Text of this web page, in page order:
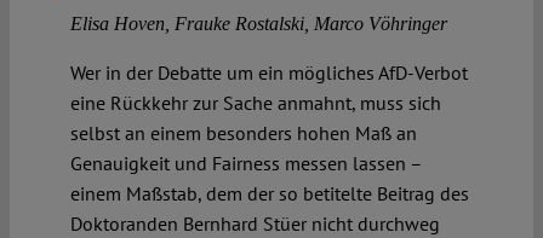
Elisa Hoven Frauke Rostalski, Marco Vöhringer
Wer in der Debatte um ein mögliches AfD-Verbot
eine Rückkehr zur Sache anmahnt, muss sich
selbst an einem besonders hohen Maß an
Genauigkeit und Fairness messen lassen –
einem Maßstab, dem der so betitelte Beitrag des
Doktoranden Bernhard Stüer nicht durchweg